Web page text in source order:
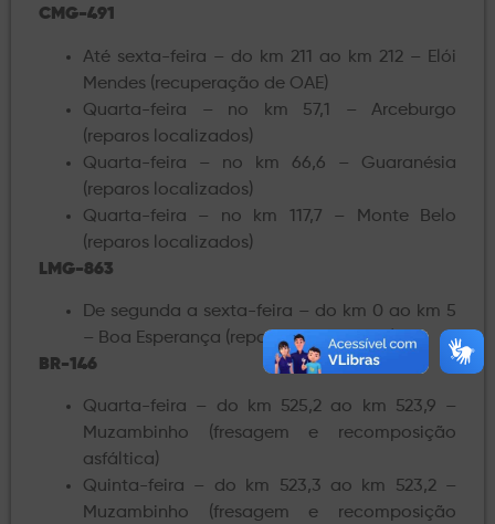
CMG-491
Até sexta-feira – do km 211 ao km 212 – Elói
Mendes (recuperação de OAE)
Quarta-feira – no km 57,1 – Arceburgo
(reparos localizados)
Quarta-feira – no km 66,6 – Guaranésia
(reparos localizados)
Quarta-feira – no km 117,7 – Monte Belo
(reparos localizados)
LMG-863
De segunda a sexta-feira – do km 0 ao km 5
– Boa Esperança (reparos localizados)
BR-146
Quarta-feira – do km 525,2 ao km 523,9 –
Muzambinho (fresagem e recomposição
asfáltica)
Quinta-feira – do km 523,3 ao km 523,2 –
Muzambinho (fresagem e recomposição